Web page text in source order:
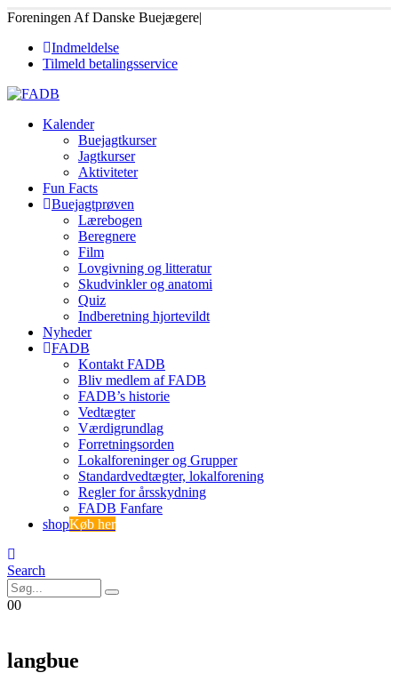
Foreningen Af Danske Buejægere|
Indmeldelse
Tilmeld betalingsservice
Kalender
Buejagtkurser
Jagtkurser
Aktiviteter
Fun Facts
Buejagtprøven
Lærebogen
Beregnere
Film
Lovgivning og litteratur
Skudvinkler og anatomi
Quiz
Indberetning hjortevildt
Nyheder
FADB
Kontakt FADB
Bliv medlem af FADB
FADB’s historie
Vedtægter
Værdigrundlag
Forretningsorden
Lokalforeninger og Grupper
Standardvedtægter, lokalforening
Regler for årsskydning
FADB Fanfare
shopKøb her
Search
00
langbue